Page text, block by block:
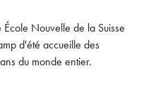
Nouvelle de la Suisse
d'été accueille des
du monde entier.